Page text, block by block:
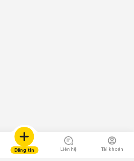
Đăng tin Liên hệ Tài khoản